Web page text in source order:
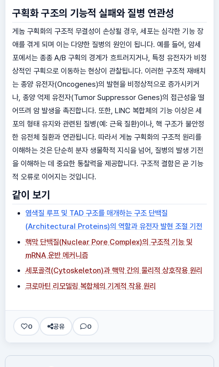
구획화 구조의 기능적 실패와 질병 연관성
게놈 구획화의 구조적 무결성이 손상될 경우, 세포는 심각한 기능 장
애를 겪게 되며 이는 다양한 질병의 원인이 됩니다. 예를 들어, 암세
포에서는 종종 A/B 구획의 경계가 흐트러지거나, 특정 유전자가 비정
상적인 구획으로 이동하는 현상이 관찰됩니다. 이러한 구조적 재배치
는 종양 유전자(Oncogenes)의 발현을 비정상적으로 증가시키거
나, 종양 억제 유전자(Tumor Suppressor Genes)의 접근성을 떨
어뜨려 암 발생을 촉진합니다. 또한, LINC 복합체의 기능 이상은 세
포의 형태 유지와 관련된 질병(예: 근육 질환)이나, 핵 구조가 불안정
한 유전체 질환과 연관됩니다. 따라서 게놈 구획화의 구조적 원리를
이해하는 것은 단순히 분자 생물학적 지식을 넘어, 질병의 발생 기전
을 이해하는 데 중요한 통찰력을 제공합니다. 구조적 결함은 곧 기능
적 오류로 이어지는 것입니다.
같이 보기
염색질 루프 및 TAD 구조를 매개하는 구조 단백질
(Architectural Proteins)의 역할과 유전자 발현 조절 기전
핵막 단백질(Nuclear Pore Complex)의 구조적 기능 및
mRNA 운반 메커니즘
세포골격(Cytoskeleton)과 핵막 간의 물리적 상호작용 원리
크로마틴 리모델링 복합체의 기계적 작용 원리
0 공유 0